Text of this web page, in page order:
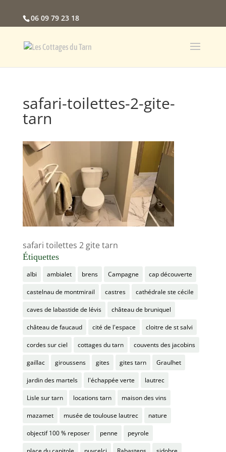
06 09 79 23 18
safari-toilettes-2-gite-
tarn
safari toilettes 2 gite tarn
Étiquettes
albi ambialet brens Campagne cap découverte
castelnau de montmirail castres cathédrale ste cécile
caves de labastide de lévis château de bruniquel
château de faucaud cité de l'espace cloitre de st salvi
cordes sur ciel cottages du tarn couvents des jacobins
gaillac giroussens gites gites tarn Graulhet
jardin des martels l'échappée verte lautrec
Lisle sur tarn locations tarn maison des vins
mazamet musée de toulouse lautrec nature
objectif 100 % reposer penne peyrole